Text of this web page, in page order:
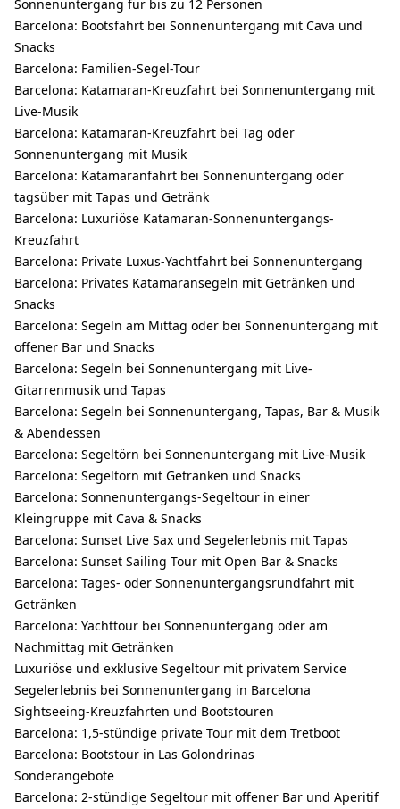
Sonnenuntergang für bis zu 12 Personen
Barcelona: Bootsfahrt bei Sonnenuntergang mit Cava und
Snacks
Barcelona: Familien-Segel-Tour
Barcelona: Katamaran-Kreuzfahrt bei Sonnenuntergang mit
Live-Musik
Barcelona: Katamaran-Kreuzfahrt bei Tag oder
Sonnenuntergang mit Musik
Barcelona: Katamaranfahrt bei Sonnenuntergang oder
tagsüber mit Tapas und Getränk
Barcelona: Luxuriöse Katamaran-Sonnenuntergangs-
Kreuzfahrt
Barcelona: Private Luxus-Yachtfahrt bei Sonnenuntergang
Barcelona: Privates Katamaransegeln mit Getränken und
Snacks
Barcelona: Segeln am Mittag oder bei Sonnenuntergang mit
offener Bar und Snacks
Barcelona: Segeln bei Sonnenuntergang mit Live-
Gitarrenmusik und Tapas
Barcelona: Segeln bei Sonnenuntergang, Tapas, Bar & Musik
& Abendessen
Barcelona: Segeltörn bei Sonnenuntergang mit Live-Musik
Barcelona: Segeltörn mit Getränken und Snacks
Barcelona: Sonnenuntergangs-Segeltour in einer
Kleingruppe mit Cava & Snacks
Barcelona: Sunset Live Sax und Segelerlebnis mit Tapas
Barcelona: Sunset Sailing Tour mit Open Bar & Snacks
Barcelona: Tages- oder Sonnenuntergangsrundfahrt mit
Getränken
Barcelona: Yachttour bei Sonnenuntergang oder am
Nachmittag mit Getränken
Luxuriöse und exklusive Segeltour mit privatem Service
Segelerlebnis bei Sonnenuntergang in Barcelona
Sightseeing-Kreuzfahrten und Bootstouren
Barcelona: 1,5-stündige private Tour mit dem Tretboot
Barcelona: Bootstour in Las Golondrinas
Sonderangebote
Barcelona: 2-stündige Segeltour mit offener Bar und Aperitif